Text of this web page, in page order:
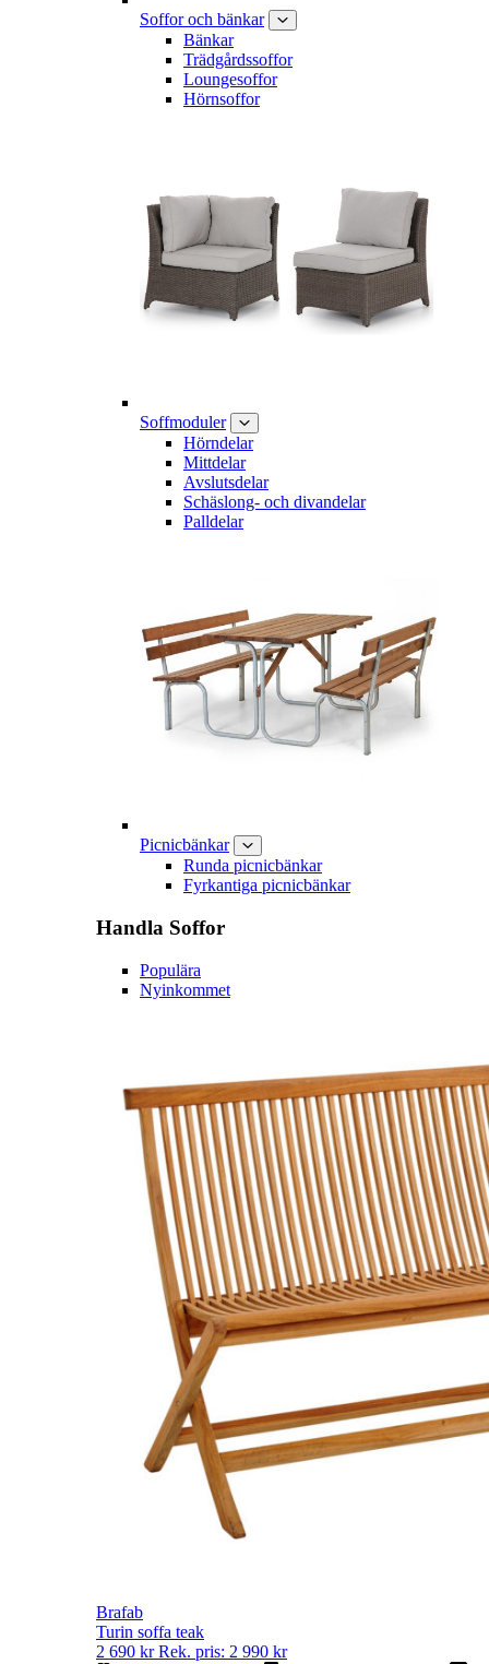
Soffor och bänkar
Bänkar
Trädgårdssoffor
Loungesoffor
Hörnsoffor
Soffmoduler
Hörndelar
Mittdelar
Avslutsdelar
Schäslong- och divandelar
Palldelar
Picnicbänkar
Runda picnicbänkar
Fyrkantiga picnicbänkar
Handla Soffor
Populära
Nyinkommet
Brafab
Turin soffa teak
2 690 kr Rek. pris: 2 990 kr